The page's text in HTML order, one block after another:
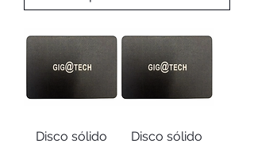
Disco sólido
Disco sólido